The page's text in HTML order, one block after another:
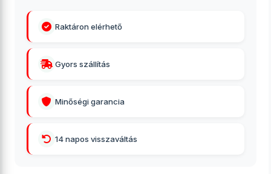
Raktáron elérhető
Gyors szállítás
Minőségi garancia
14 napos visszaváltás